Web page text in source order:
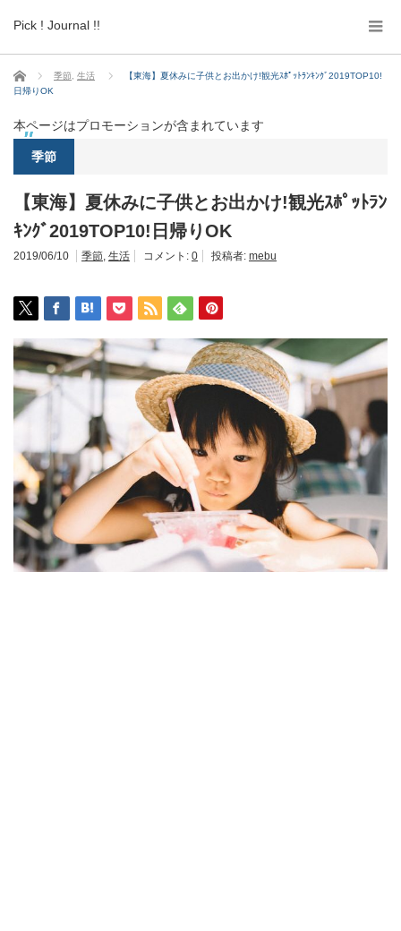
Pick ! Journal !!
ホーム 季節 生活
【東海】夏休みに子供とお出かけ!観光ｽﾎﾟｯﾄﾗﾝｷﾝｸﾞ2019TOP10!
日帰りOK
本ページはプロモーションが含まれています
季節
【東海】夏休みに子供とお出かけ!観光ｽﾎﾟｯﾄﾗﾝ
ｷﾝｸﾞ2019TOP10!日帰りOK
2019/06/10 季節, 生活 コメント: 0 投稿者: mebu